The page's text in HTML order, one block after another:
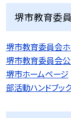
堺市教育委
堺市教育委員会
堺市教育委員会公
堺市ホームページ
部活動ハンドブッ